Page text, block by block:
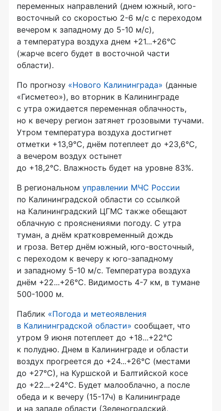
переменных направлений (днем южный, юго-
восточный со скоростью 2-6 м/с с переходом
вечером к западному до 5-10 м/с),
а температура воздуха днем +21...+26°С
(жарче всего будет в восточной части
области).
По прогнозу «Нового Калининграда» (данные
«Гисметео»), во вторник в Калининграде
с утра ожидается переменная облачность,
но к вечеру регион затянет грозовыми тучами.
Утром температура воздуха достигнет
отметки +13,9°С, днём потеплеет до +23,6°С,
а вечером воздух остынет
до +18,2°С. Влажность будет на уровне 83%.
В региональном управлении МЧС России
по Калининградской области со ссылкой
на Калининградский ЦГМС также обещают
облачную с прояснениями погоду. С утра
туман, а днём кратковременный дождь
и гроза. Ветер днём южный, юго-восточный,
с переходом к вечеру к юго-западному
и западному 5-10 м/с. Температура воздуха
днём +22...+26°C. Видимость 4-7 км, в тумане
500-1000 м.
Паблик «Погода и метеоявления
в Калининградской области» сообщает, что
утром 9 июня потеплеет до +18...+22°С
к полудню. Днем в Калининграде и области
воздух прогреется до +24...+26°С (местами
до +27°С), на Куршской и Балтийской косе
до +22...+24°С. Будет малооблачно, а после
обеда и к вечеру (15-17ч) в Калининграде
и на западе области (Зеленоградский,